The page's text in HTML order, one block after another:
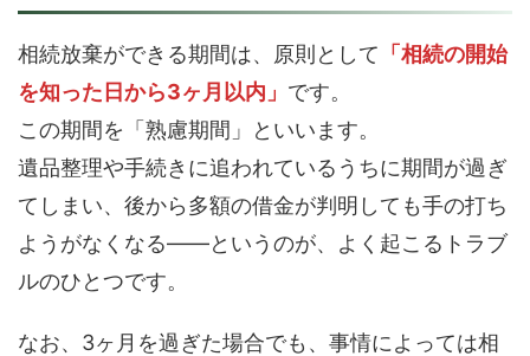
相続放棄ができる期間は、原則として 「相続の開始
を知った日から3ヶ月以内」 です。
この期間を「熟慮期間」といいます。
遺品整理や手続きに追われているうちに期間が過ぎ
てしまい、後から多額の借金が判明しても手の打ち
ようがなくなる——というのが、よく起こるトラブ
ルのひとつです。
なお、3ヶ月を過ぎた場合でも、事情によっては相